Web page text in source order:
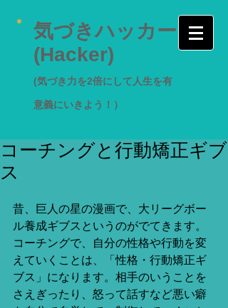
気づきハッカー
(Hacker)
(気づき力を2倍にして人生を有
意義にいきよう！）
コーチングと行動矯正ギブ
ス
昔、巨人の星の漫画で、大リーグボー
ル養成ギブスというのがでてきます。
コーチングで、自分の性格や行動を変
えていくことは、「性格・行動矯正ギ
ブス」になります。相手のいうことを
さえぎったり、怒って話すなど悪い癖